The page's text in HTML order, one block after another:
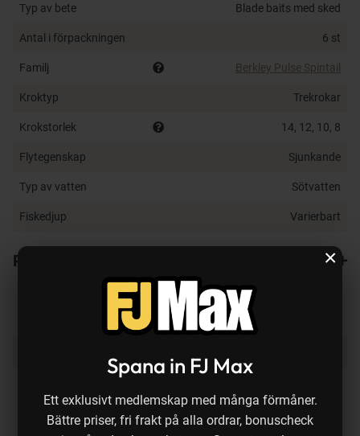
Spana in FJ Max
Ett exklusivt medlemskap med många förmåner.
Bättre priser, fri frakt på alla ordrar, bonuscheck
×
Typ av bete Blade baits med sked
Antal i förpackningen 6 st
Familj Berkley Pulse Spintail
Kroktyp Trekrokar
Krokstorlek 14, 12, 10, 8
Flytegenskap Sjunkande
Typ av vatten Sötvatten
Fiskedjup Varierbart
Recensioner